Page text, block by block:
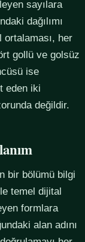
sayılara
dağılımı
ortalaması, her
gollü ve golsüz
ise
eden iki
değildir.
bir bölümü bilgi
temel dijital
formlara
alan adını